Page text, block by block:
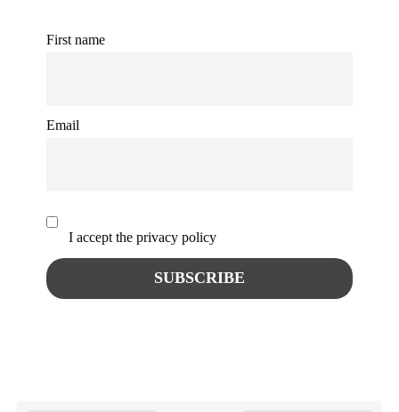
First name
Email
I accept the privacy policy